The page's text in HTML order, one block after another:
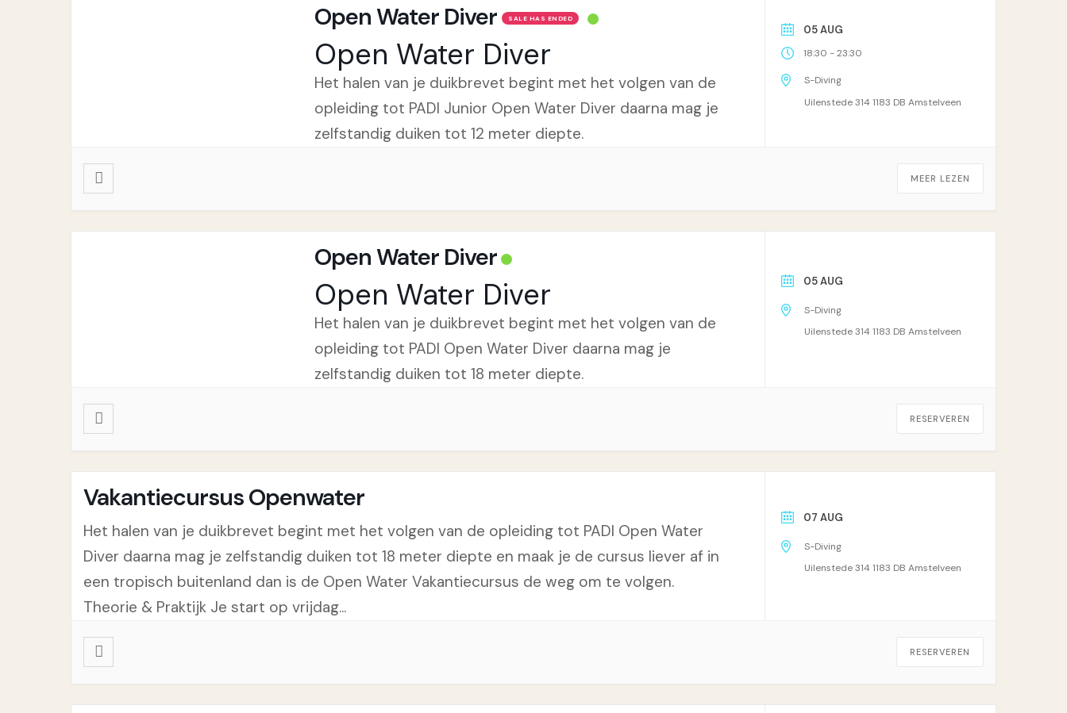
Open Water Diver SALE HAS ENDED
Open Water Diver
Het halen van je duikbrevet begint met het volgen van de
opleiding tot PADI Junior Open Water Diver daarna mag je
zelfstandig duiken tot 12 meter diepte.
05 AUG
18:30 -23:30
S-Diving
Uilenstede 314 1183 DB Amstelveen
MEER LEZEN
Open Water Diver
Open Water Diver
Het halen van je duikbrevet begint met het volgen van de
opleiding tot PADI Open Water Diver daarna mag je
zelfstandig duiken tot 18 meter diepte.
05 AUG
S-Diving
Uilenstede 314 1183 DB Amstelveen
RESERVEREN
Vakantiecursus Openwater
Het halen van je duikbrevet begint met het volgen van de opleiding tot PADI Open Water
Diver daarna mag je zelfstandig duiken tot 18 meter diepte en maak je de cursus liever af in
een tropisch buitenland dan is de Open Water Vakantiecursus de weg om te volgen.
Theorie & Praktijk Je start op vrijdag...
07 AUG
S-Diving
Uilenstede 314 1183 DB Amstelveen
RESERVEREN